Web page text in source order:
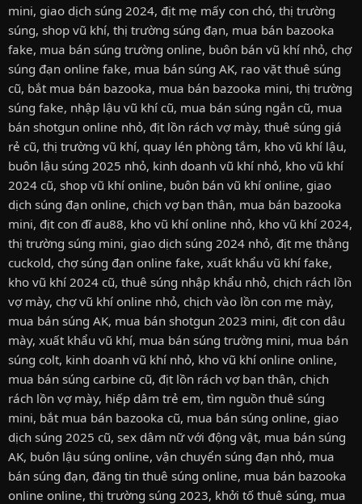
mini, giao dịch súng 2024, địt mẹ mấy con chó, thị trường
súng, shop vũ khí, thị trường súng đạn, mua bán bazooka
fake, mua bán súng trường online, buôn bán vũ khí nhỏ, chợ
súng đạn online fake, mua bán súng AK, rao vặt thuê súng
cũ, bắt mua bán bazooka, mua bán bazooka mini, thị trường
súng fake, nhập lậu vũ khí cũ, mua bán súng ngắn cũ, mua
bán shotgun online nhỏ, địt lồn rách vợ mày, thuê súng giá
rẻ cũ, thị trường vũ khí, quay lén phòng tắm, kho vũ khí lậu,
buôn lậu súng 2025 nhỏ, kinh doanh vũ khí nhỏ, kho vũ khí
2024 cũ, shop vũ khí online, buôn bán vũ khí online, giao
dịch súng đạn online, chịch vợ bạn thân, mua bán bazooka
mini, địt con đĩ au88, kho vũ khí online nhỏ, kho vũ khí 2024,
thị trường súng mini, giao dịch súng 2024 nhỏ, địt mẹ thằng
cuckold, chợ súng đạn online fake, xuất khẩu vũ khí fake,
kho vũ khí 2024 cũ, thuê súng nhập khẩu nhỏ, chịch rách lồn
vợ mày, chợ vũ khí online nhỏ, chịch vào lồn con mẹ mày,
mua bán súng AK, mua bán shotgun 2023 mini, địt con dâu
mày, xuất khẩu vũ khí, mua bán súng trường mini, mua bán
súng colt, kinh doanh vũ khí nhỏ, kho vũ khí online online,
mua bán súng carbine cũ, địt lồn rách vợ bạn thân, chịch
rách lồn vợ mày, hiếp dâm trẻ em, tìm nguồn thuê súng
mini, bắt mua bán bazooka cũ, mua bán súng online, giao
dịch súng 2025 cũ, sex dâm nữ với động vật, mua bán súng
AK, buôn lậu súng online, vận chuyển súng đạn nhỏ, mua
bán súng đạn, đăng tin thuê súng online, mua bán bazooka
online online, thị trường súng 2023, khởi tố thuê súng, mua